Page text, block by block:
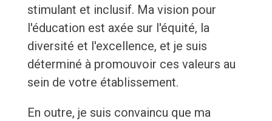
stimulant et inclusif. Ma vision pour
l'éducation est axée sur l'équité, la
diversité et l'excellence, et je suis
déterminé à promouvoir ces valeurs au
sein de votre établissement.
En outre, je suis convaincu que ma